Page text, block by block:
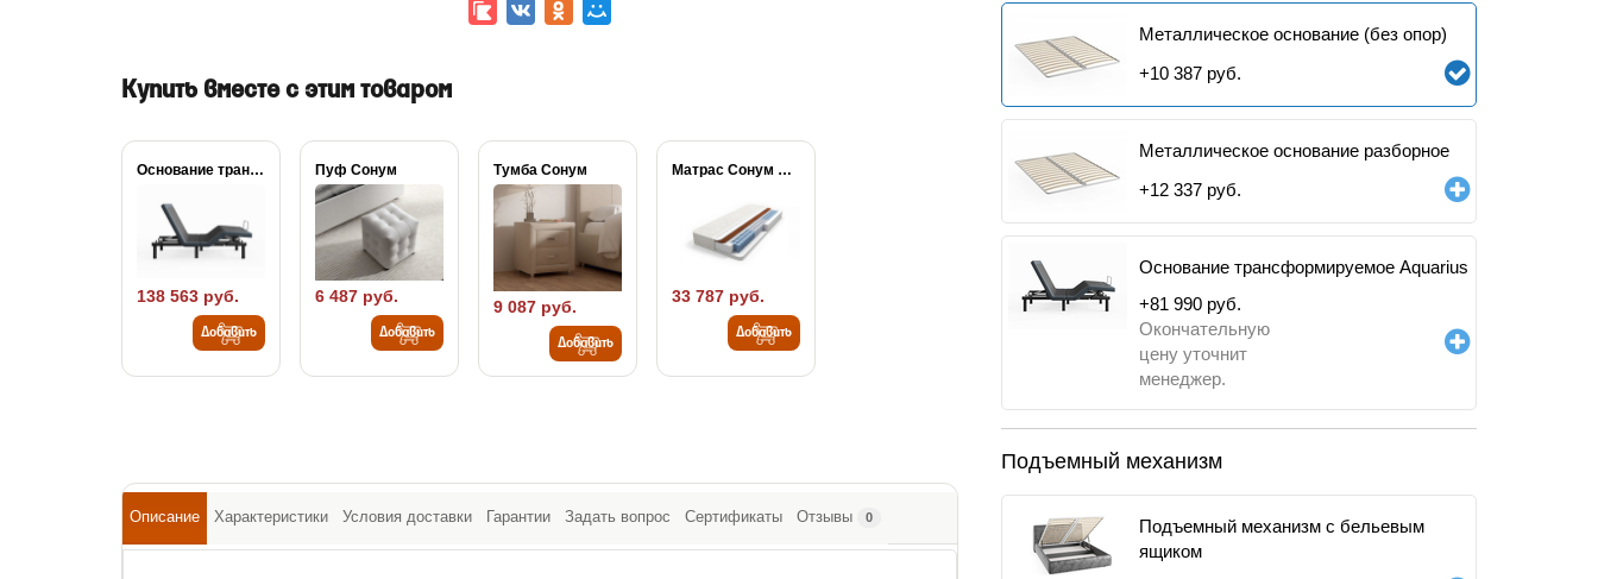
Металлическое основание (без опор)
+10 387 руб.
Металлическое основание разборное
+12 337 руб.
Основание трансформируемое Aquarius
+81 990 руб.
Окончательную
цену уточнит
менеджер.
Подъемный механизм
Подъемный механизм с бельевым
ящиком
Купить вместе с этим товаром
Основание трансформируемое Aquarius
138 563 руб.
Добавить
Пуф Сонум
6 487 руб.
Добавить
Тумба Сонум
9 087 руб.
Добавить
Матрас Сонум Balance...
33 787 руб.
Добавить
Описание Характеристики Условия доставки Гарантии Задать вопрос Сертификаты Отзывы 0